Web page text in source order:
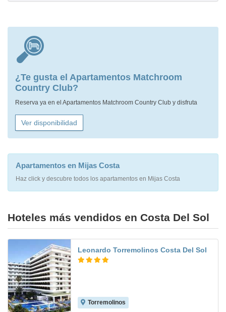
¿Te gusta el Apartamentos Matchroom
Country Club?
Reserva ya en el Apartamentos Matchroom Country Club y disfruta
Ver disponibilidad
Apartamentos en Mijas Costa
Haz click y descubre todos los apartamentos en Mijas Costa
Hoteles más vendidos en Costa Del Sol
Leonardo Torremolinos Costa Del Sol
Torremolinos